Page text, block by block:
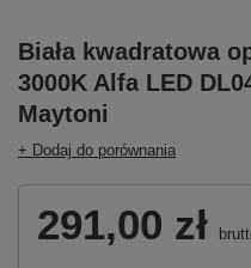
Biała kwadratowa
3000K Alfa LED
Maytoni
+ Dodaj do porównania
291,00 zł